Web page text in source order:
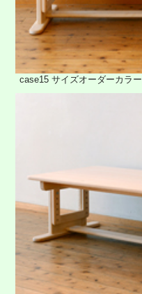
case15 サイズオーダーカラ